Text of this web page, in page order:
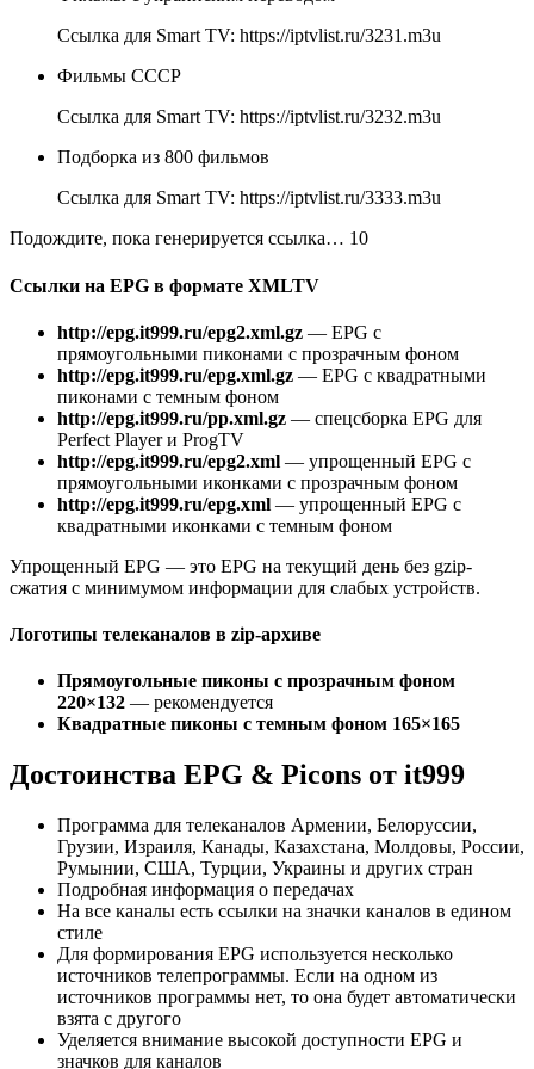
Ссылка для Smart TV: https://iptvlist.ru/3231.m3u
Фильмы СССР
Ссылка для Smart TV: https://iptvlist.ru/3232.m3u
Подборка из 800 фильмов
Ссылка для Smart TV: https://iptvlist.ru/3333.m3u
Подождите, пока генерируется ссылка… 10
Ссылки на EPG в формате XMLTV
http://epg.it999.ru/epg2.xml.gz — EPG с
прямоугольными пиконами с прозрачным фоном
http://epg.it999.ru/epg.xml.gz — EPG с квадратными
пиконами с темным фоном
http://epg.it999.ru/pp.xml.gz — спецсборка EPG для
Perfect Player и ProgTV
http://epg.it999.ru/epg2.xml — упрощенный EPG с
прямоугольными иконками с прозрачным фоном
http://epg.it999.ru/epg.xml — упрощенный EPG с
квадратными иконками с темным фоном
Упрощенный EPG — это EPG на текущий день без gzip-
сжатия с минимумом информации для слабых устройств.
Логотипы телеканалов в zip-архиве
Прямоугольные пиконы с прозрачным фоном
220×132 — рекомендуется
Квадратные пиконы с темным фоном 165×165
Достоинства EPG & Picons от it999
Программа для телеканалов Армении, Белоруссии,
Грузии, Израиля, Канады, Казахстана, Молдовы, России,
Румынии, США, Турции, Украины и других стран
Подробная информация о передачах
На все каналы есть ссылки на значки каналов в едином
стиле
Для формирования EPG используется несколько
источников телепрограммы. Если на одном из
источников программы нет, то она будет автоматически
взята с другого
Уделяется внимание высокой доступности EPG и
значков для каналов